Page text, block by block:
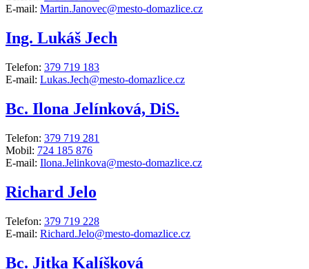
E-mail: Martin.Janovec@mesto-domazlice.cz
Ing. Lukáš Jech
Telefon: 379 719 183
E-mail: Lukas.Jech@mesto-domazlice.cz
Bc. Ilona Jelínková, DiS.
Telefon: 379 719 281
Mobil: 724 185 876
E-mail: Ilona.Jelinkova@mesto-domazlice.cz
Richard Jelo
Telefon: 379 719 228
E-mail: Richard.Jelo@mesto-domazlice.cz
Bc. Jitka Kalíšková